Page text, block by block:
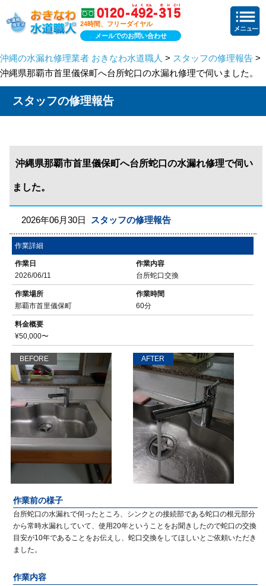
24時間、フリーダイヤル
メールでのお問い合わせ
沖縄の水漏れ修理業者 おきなわ水道職人 > スタッフの修理報告 >
沖縄県那覇市首里儀保町へ台所蛇口の水漏れ修理で伺いました。
スタッフの修理報告
沖縄県那覇市首里儀保町へ台所蛇口の水漏れ修理で伺い
ました。
2026年06月30日 スタッフの修理報告
作業詳細
作業日
2026/06/11
作業内容
台所蛇口交換
作業場所
那覇市首里儀保町
作業時間
60分
料金概要
¥50,000〜
BEFORE AFTER
作業前の様子
台所蛇口の水漏れで伺ったところ、シンクとの接続部である蛇口の根元部分
から常時水漏れしていて、使用20年ということをお聞きしたので蛇口の交換
目安が10年であることをお伝えし、蛇口交換をしてほしいとご依頼いただき
ました。
作業内容